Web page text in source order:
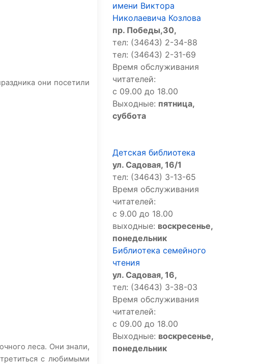
они посетили
леса. Они знали,
с любимыми
имени Виктора
Николаевича Козлова
пр. Победы,30,
тел: (34643) 2-34-88
тел: (34643) 2-31-69
Время обслуживания
читателей:
с 09.00 до 18.00
Выходные: пятница,
суббота
Детская библиотека
ул. Садовая, 16/1
тел: (34643) 3-13-65
Время обслуживания
читателей:
с 9.00 до 18.00
выходные: воскресенье,
понедельник
Библиотека семейного
чтения
ул. Садовая, 16,
тел: (34643) 3-38-03
Время обслуживания
читателей:
с 09.00 до 18.00
Выходные: воскресенье,
понедельник